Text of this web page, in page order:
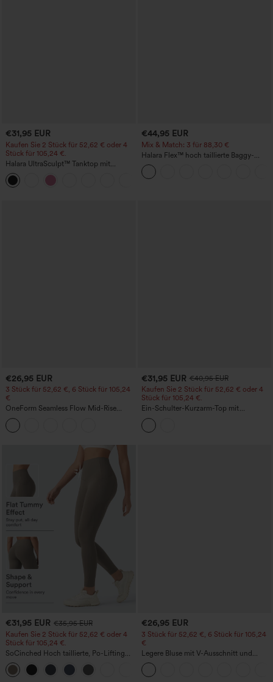
€31,95 EUR
Kaufen Sie 2 Stück für 52,62 € oder 4
Stück für 105,24 €.
Halara UltraSculpt™ Tanktop mit
Rundhalsausschnitt und
geschwungenem Saum
€44,95 EUR
Mix & Match: 3 für 88,30 €
Halara Flex™ hoch taillierte Baggy-
Jeans mit Taschen, weitem Bein,
stonewashed, lässig
€26,95 EUR
3 Stück für 52,62 €, 6 Stück für 105,24
€
OneForm Seamless Flow Mid-Rise
Yoga-Leggings - mittelhoher Bund,
bauchformend und mit Po-Lifting-
Effekt
€31,95 EUR €40,95 EUR
Kaufen Sie 2 Stück für 52,62 € oder 4
Stück für 105,24 €.
Ein-Schulter-Kurzarm-Top mit
abgerundetem High-Low-Saum,
integriertem BH, gepunktet, lässig
€31,95 EUR €35,95 EUR
Kaufen Sie 2 Stück für 52,62 € oder 4
Stück für 105,24 €.
SoCinched Hoch taillierte, Po-Lifting
7/8-Trainingsleggings mit
Bauchkontrolle und Seitentaschen
€26,95 EUR
3 Stück für 52,62 €, 6 Stück für 105,24
€
Legere Bluse mit V-Ausschnitt und
kurzen Puffärmeln